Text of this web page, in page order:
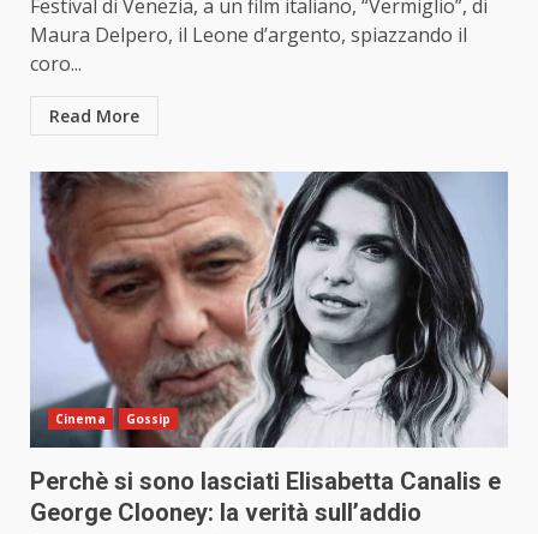
Festival di Venezia, a un film italiano, “Vermiglio”, di
Maura Delpero, il Leone d’argento, spiazzando il
coro...
Read More
Cinema Gossip
Perchè si sono lasciati Elisabetta Canalis e
George Clooney: la verità sull’addio